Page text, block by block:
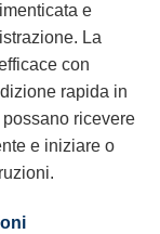
e
La
con
rapida in
ricevere
e iniziare o